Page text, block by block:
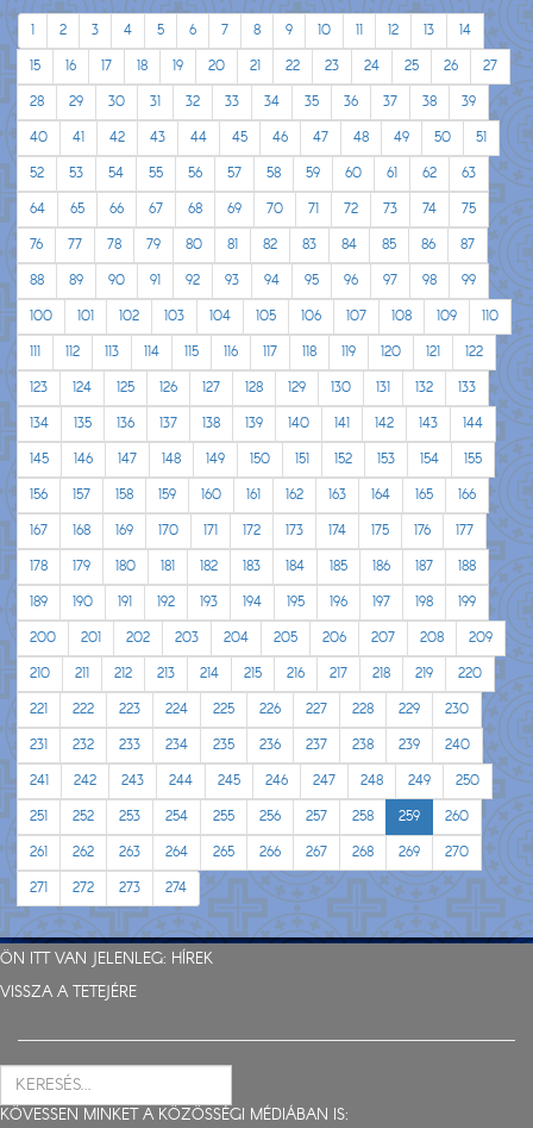
1 2 3 4 5 6 7 8 9 10 11 12 13
14
15
16 17 18 19 20 21 22 23 24 25 26
27
28
29 30 31 32 33 34 35 36 37 38
39
40
41 42 43 44 45 46 47 48 49 50
51
52
53 54 55 56 57 58 59 60 61 62
63
64
65 66 67 68 69 70 71 72 73 74
75
76
77 78 79 80 81 82 83 84 85 86
87
88
89 90 91 92 93 94 95 96 97 98
99
100
101 102 103 104 105 106 107 108 109
110
111
112 113 114 115 116 117 118 119 120 121
122
123
124 125 126 127 128 129 130 131 132
133
134
135 136 137 138 139 140 141 142 143
144
145
146 147 148 149 150 151 152 153 154
155
156
157 158 159 160 161 162 163 164 165
166
167
168 169 170 171 172 173 174 175 176
177
178
179 180 181 182 183 184 185 186 187
188
189
190 191 192 193 194 195 196 197 198
199
200
201 202 203 204 205 206 207 208
209
210
211 212 213 214 215 216 217 218 219
220
221
222 223 224 225 226 227 228 229
230
231
232 233 234 235 236 237 238 239
240
241
242 243 244 245 246 247 248 249
250
251
252 253 254 255 256 257 258 259
260
261
262 263 264 265 266 267 268 269
270
271
272 273 274
ÖN ITT VAN JELENLEG: HÍREK
VISSZA A TETEJÉRE
KÖVESSEN MINKET A KÖZÖSSÉGI MÉDIÁBAN IS: